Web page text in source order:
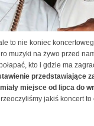
to nie koniec
muzyki na żywo przed
kto i gdzie ma
przedstawiające
miejsce od lipca do
jakiś koncert